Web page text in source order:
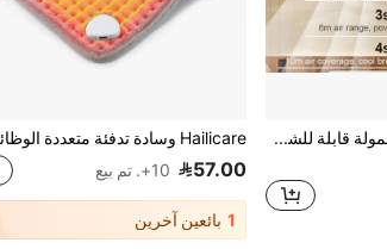
مروحة سقف محمولة قابلة للشحن عبر USB بعمر بطارية طويل جداً مع إضاءة ليلية LED، تحكم عن بعد، شاشة رقمية، إضاءة ليلية متغيرة اللون دافئة/بيضاء، مؤقت 12 سرعة، تدفق هواء قوي، مناسبة للخيمة والتخييم والمركبات الترفيهية والسفر والشواء والصيد
57.00 10+. تم بيع
1 بائعين آخرين